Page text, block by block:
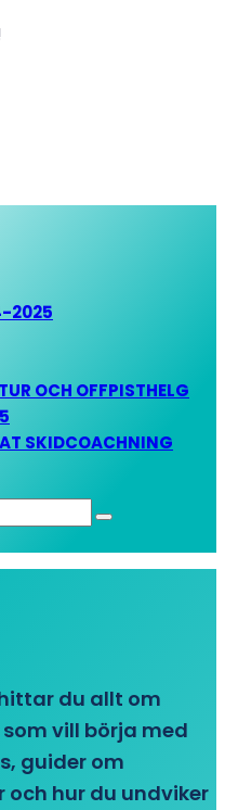
2025
OCH OFFPISTHELG
SKIDCOACHNING
du allt om
vill börja med
guider om
hur du undviker